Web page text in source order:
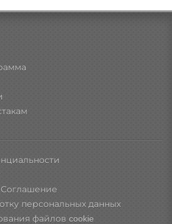
Соглашение
персональных данных
файлов cookie